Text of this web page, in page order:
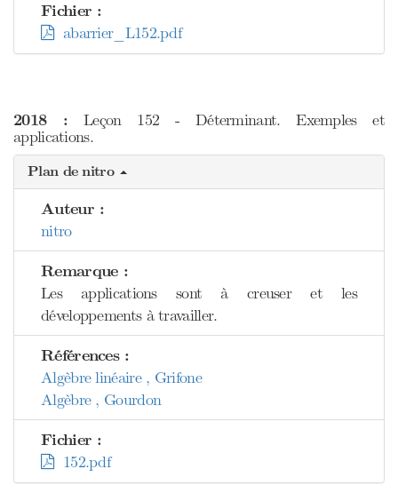
Fichier :
abarrier_L152.pdf
2018 : Leçon 152 - Déterminant. Exemples et
applications.
Plan de nitro
Auteur :
nitro
Remarque :
Les applications sont à creuser et les
développements à travailler.
Références :
Algèbre linéaire , Grifone
Algèbre , Gourdon
Fichier :
152.pdf